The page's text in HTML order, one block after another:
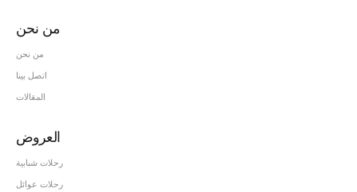
من نحن
من نحن
اتصل بينا
المقالات
العروض
رحلات شبابية
رحلات عوائل